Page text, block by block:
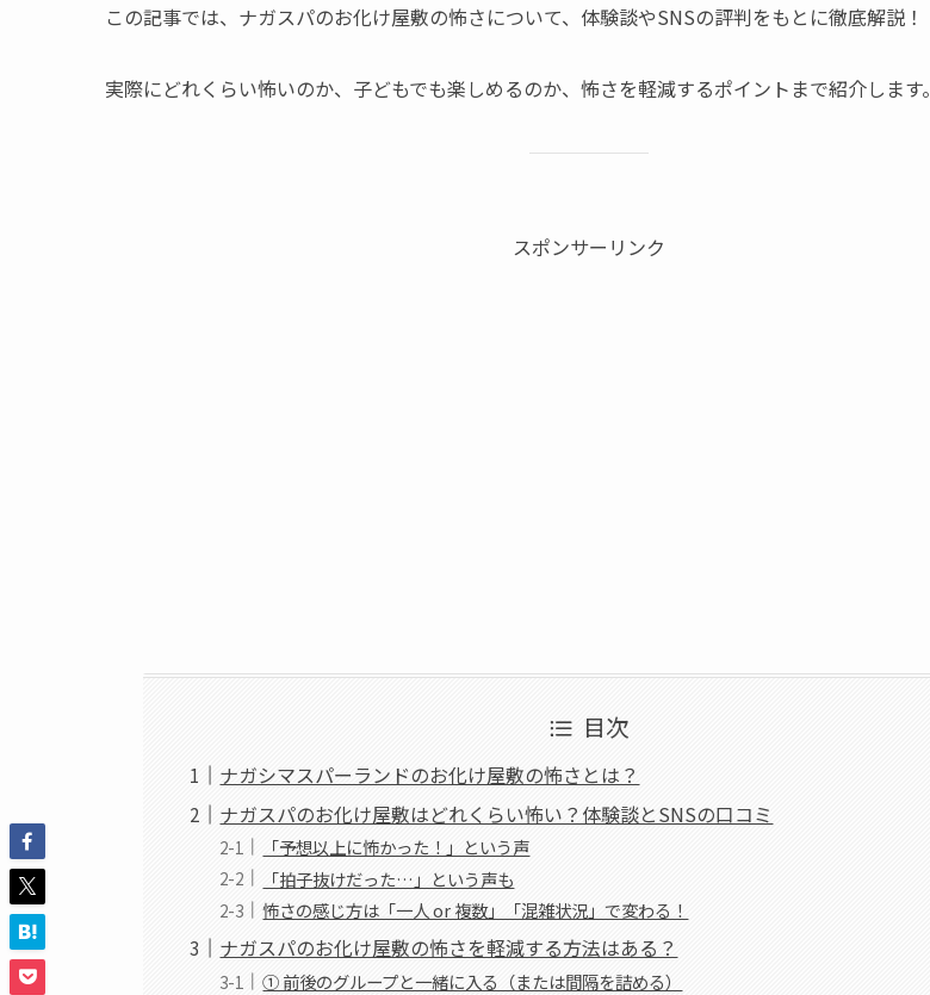
この記事では、ナガスパのお化け屋敷の怖さについて、体験談やSNSの評判をもとに徹底解説！
実際にどれくらい怖いのか、子どもでも楽しめるのか、怖さを軽減するポイントまで紹介します。
スポンサーリンク
目次
ナガシマスパーランドのお化け屋敷の怖さとは？
ナガスパのお化け屋敷はどれくらい怖い？体験談とSNSの口コミ
「予想以上に怖かった！」という声
「拍子抜けだった…」という声も
怖さの感じ方は「一人 or 複数」「混雑状況」で変わる！
ナガスパのお化け屋敷の怖さを軽減する方法はある？
① 前後のグループと一緒に入る（または間隔を詰める）